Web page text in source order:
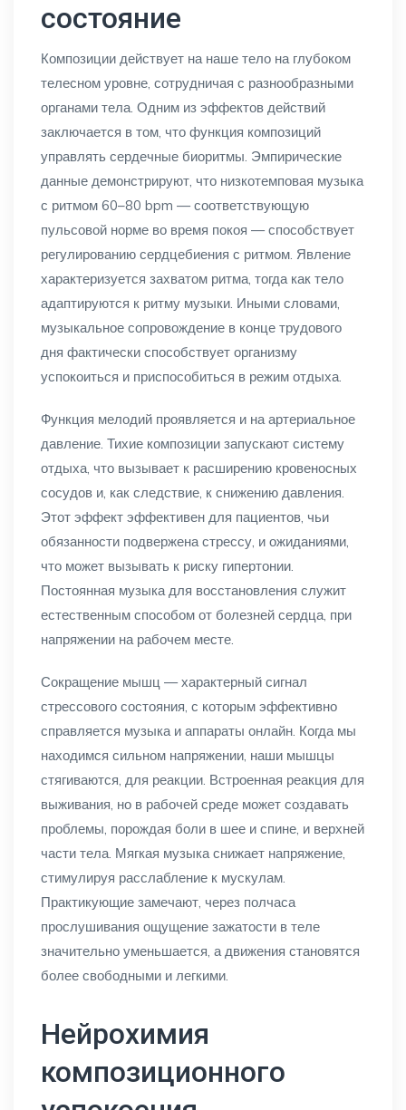
состояние
Композиции действует на наше тело на глубоком
телесном уровне, сотрудничая с разнообразными
органами тела. Одним из эффектов действий
заключается в том, что функция композиций
управлять сердечные биоритмы. Эмпирические
данные демонстрируют, что низкотемповая музыка
с ритмом 60–80 bpm — соответствующую
пульсовой норме во время покоя — способствует
регулированию сердцебиения с ритмом. Явление
характеризуется захватом ритма, тогда как тело
адаптируются к ритму музыки. Иными словами,
музыкальное сопровождение в конце трудового
дня фактически способствует организму
успокоиться и приспособиться в режим отдыха.
Функция мелодий проявляется и на артериальное
давление. Тихие композиции запускают систему
отдыха, что вызывает к расширению кровеносных
сосудов и, как следствие, к снижению давления.
Этот эффект эффективен для пациентов, чьи
обязанности подвержена стрессу, и ожиданиями,
что может вызывать к риску гипертонии.
Постоянная музыка для восстановления служит
естественным способом от болезней сердца, при
напряжении на рабочем месте.
Сокращение мышц — характерный сигнал
стрессового состояния, с которым эффективно
справляется музыка и аппараты онлайн. Когда мы
находимся сильном напряжении, наши мышцы
стягиваются, для реакции. Встроенная реакция для
выживания, но в рабочей среде может создавать
проблемы, порождая боли в шее и спине, и верхней
части тела. Мягкая музыка снижает напряжение,
стимулируя расслабление к мускулам.
Практикующие замечают, через полчаса
прослушивания ощущение зажатости в теле
значительно уменьшается, а движения становятся
более свободными и легкими.
Нейрохимия
композиционного